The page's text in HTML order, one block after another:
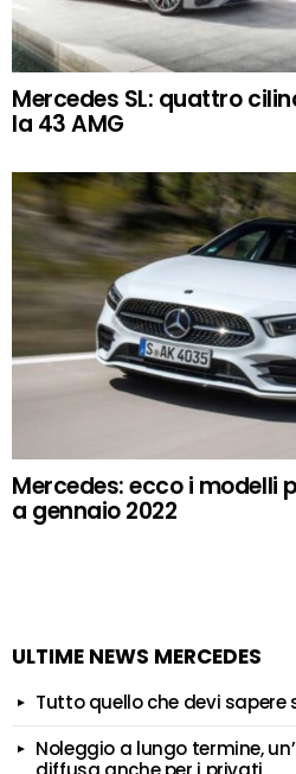
Mercedes SL: quattro
la 43 AMG
Mercedes: ecco i modelli
a gennaio 2022
ULTIME NEWS MERCEDES
Tutto quello che devi sapere
Noleggio a lungo termine,